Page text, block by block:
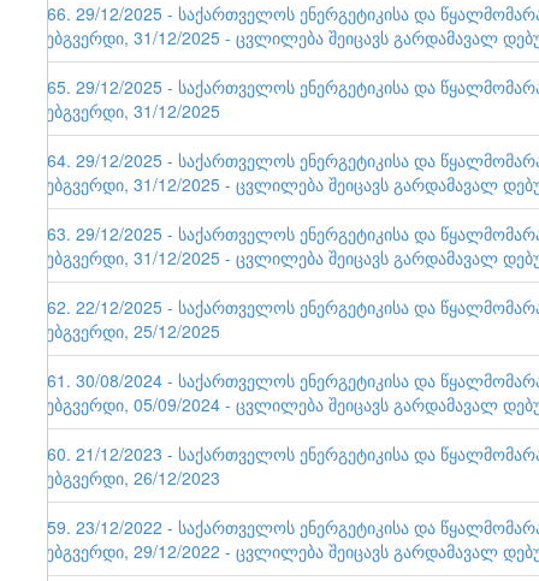
166. 29/12/2025 - საქართველოს ენერგეტიკისა და
ვებგვერდი, 31/12/2025 - ცვლილება შეიცავს გარდამავალ
165. 29/12/2025 - საქართველოს ენერგეტიკისა და
ვებგვერდი, 31/12/2025
164. 29/12/2025 - საქართველოს ენერგეტიკისა და
ვებგვერდი, 31/12/2025 - ცვლილება შეიცავს გარდამავალ
163. 29/12/2025 - საქართველოს ენერგეტიკისა და
ვებგვერდი, 31/12/2025 - ცვლილება შეიცავს გარდამავალ
162. 22/12/2025 - საქართველოს ენერგეტიკისა და
ვებგვერდი, 25/12/2025
161. 30/08/2024 - საქართველოს ენერგეტიკისა და
ვებგვერდი, 05/09/2024 - ცვლილება შეიცავს გარდამავალ
160. 21/12/2023 - საქართველოს ენერგეტიკისა და
ვებგვერდი, 26/12/2023
159. 23/12/2022 - საქართველოს ენერგეტიკისა და
ვებგვერდი, 29/12/2022 - ცვლილება შეიცავს გარდამავალ